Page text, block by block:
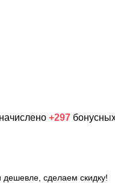
+297
сделаем скидку!